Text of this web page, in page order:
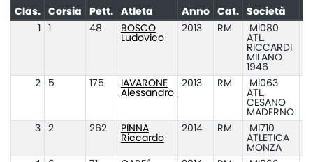
Clas. Corsia Pett. Atleta Anno Cat. Società
48
BOSCO
Ludovico
2013 RM
MI080
ATL.
RICCARDI
MILANO
1946
2
5 175
IAVARONE
Alessandro
2013 RM
MI063
ATL.
CESANO
MADERNO
3
2 262
PINNA
Riccardo
2014 RM
MI710
ATLETICA
MONZA